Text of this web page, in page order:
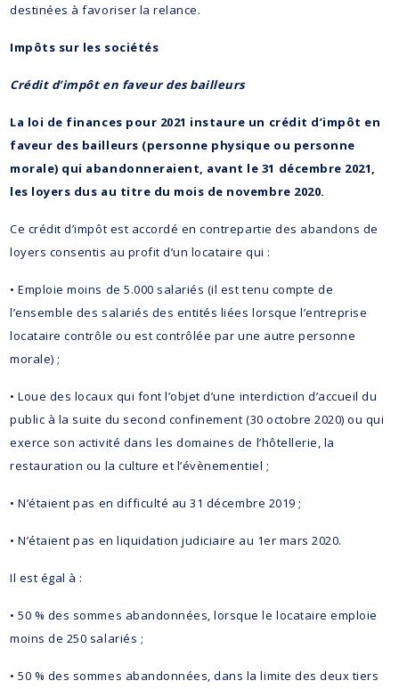
destinées à favoriser la relance.
Impôts sur les sociétés
Crédit d’impôt en faveur des bailleurs
La loi de finances pour 2021 instaure un crédit d’impôt en
faveur des bailleurs (personne physique ou personne
morale) qui abandonneraient, avant le 31 décembre 2021,
les loyers dus au titre du mois de novembre 2020.
Ce crédit d’impôt est accordé en contrepartie des abandons de
loyers consentis au profit d’un locataire qui :
• Emploie moins de 5.000 salariés (il est tenu compte de
l’ensemble des salariés des entités liées lorsque l’entreprise
locataire contrôle ou est contrôlée par une autre personne
morale) ;
• Loue des locaux qui font l’objet d’une interdiction d’accueil du
public à la suite du second confinement (30 octobre 2020) ou qui
exerce son activité dans les domaines de l’hôtellerie, la
restauration ou la culture et l’évènementiel ;
• N’étaient pas en difficulté au 31 décembre 2019 ;
• N’étaient pas en liquidation judiciaire au 1er mars 2020.
Il est égal à :
• 50 % des sommes abandonnées, lorsque le locataire emploie
moins de 250 salariés ;
• 50 % des sommes abandonnées, dans la limite des deux tiers